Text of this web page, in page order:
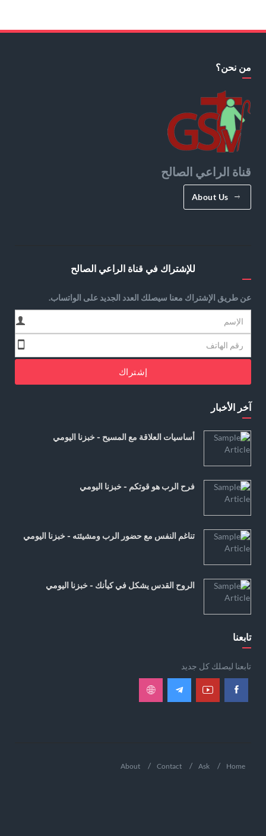
من نحن؟
قناة الراعي الصالح
About Us
للإشتراك في قناة الراعي الصالح
عن طريق الإشتراك معنا سيصلك العدد الجديد على الواتساب.
إشتراك
آخر الأخبار
أساسيات العلاقة مع المسيح - خبزنا اليومي
فرح الرب هو قوتكم - خبزنا اليومي
تناغم النفس مع حضور الرب ومشيئته - خبزنا اليومي
الروح القدس يشكل في كيأنك - خبزنا اليومي
تابعنا
تابعنا ليصلك كل جديد
Home
Ask
Contact
About